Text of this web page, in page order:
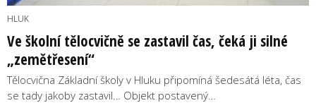
HLUK
Ve školní tělocvičně se zastavil čas, čeká ji silné
„zemětřesení“
Tělocvična Základní školy v Hluku připomíná šedesátá léta, čas
se tady jakoby zastavil… Objekt postavený…